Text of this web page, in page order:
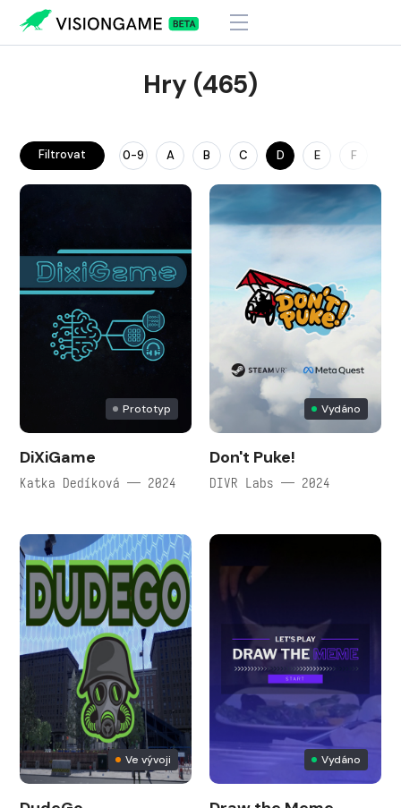
Hry (465)
Filtrovat 0-9 A B C D E F
Prototyp
DiXiGame
Katka Dedíková — 2024
Vydáno
Don't Puke!
DIVR Labs — 2024
Ve vývoji Vydáno